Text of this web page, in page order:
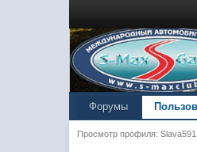
Форумы
Просмотр профиля: Slava591